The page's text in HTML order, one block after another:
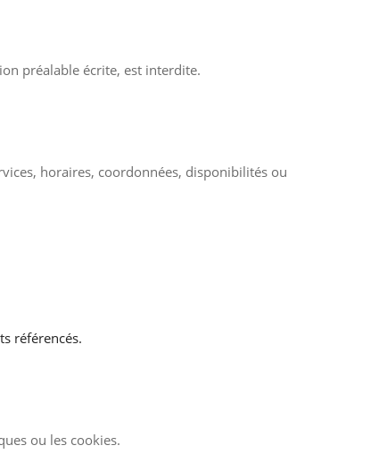
préalable écrite, est interdite.
horaires, coordonnées, disponibilités ou
référencés.
ou les cookies.